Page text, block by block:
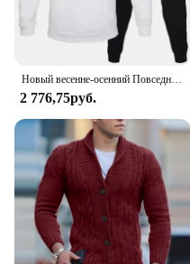
Новый весенне-осенний Повседневный свободный хлопковый мужской спортивный костюм с капюшоном мужской костюм с принтом Повседневный модный мужской свитер
2 776,75руб.